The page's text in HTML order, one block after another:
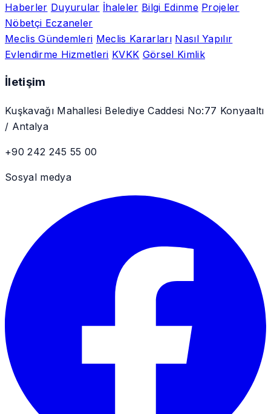
Haberler Duyurular İhaleler Bilgi Edinme Projeler
Nöbetçi Eczaneler
Meclis Gündemleri Meclis Kararları Nasıl Yapılır
Evlendirme Hizmetleri KVKK Görsel Kimlik
İletişim
Kuşkavağı Mahallesi Belediye Caddesi No:77 Konyaaltı
/ Antalya
+90 242 245 55 00
Sosyal medya